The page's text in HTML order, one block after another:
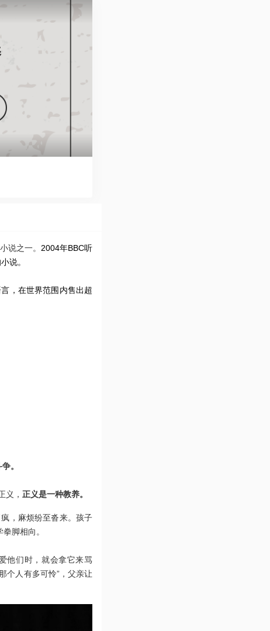
说之一。 2004年BBC听
说。
，在世界范围内售出超
。
义， 正义是一种教养。
，麻烦纷至沓来。孩子
脚相向。
他们时，就会拿它来骂
个人有多可怜”，父亲让